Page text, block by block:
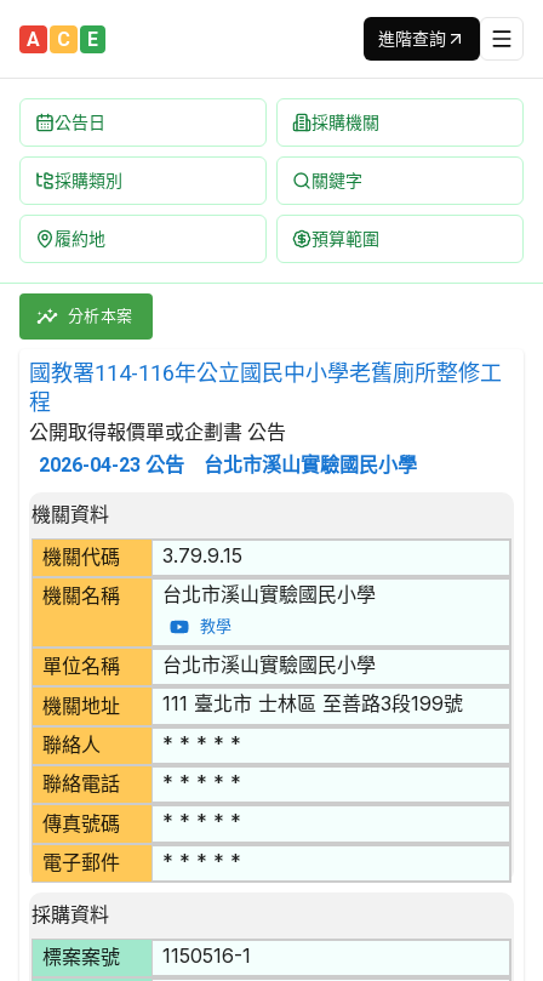
A C E 進階查詢
公告日 採購機關
採購類別 關鍵字
履約地 預算範圍
國教署114-116年公立國民中小學老舊廁所整修工程 招標公
採購類別：工程類 其他土木工程 | 招標方式：公開取得報
分析本案
國教署114-116年公立國民中小學老舊廁所整修工
程
公開取得報價單或企劃書 公告
2026-04-23 公告 台北市溪山實驗國民小學
招標公告詳細內容
機關資料
機關代碼
3.79.9.15
機關名稱 台北市溪山實驗國民小學
教學
單位名稱 台北市溪山實驗國民小學
機關地址 111 臺北市 士林區 至善路3段199號
聯絡人 * * * * *
聯絡電話 * * * * *
傳真號碼 * * * * *
電子郵件 * * * * *
採購資料
標案案號
1150516-1